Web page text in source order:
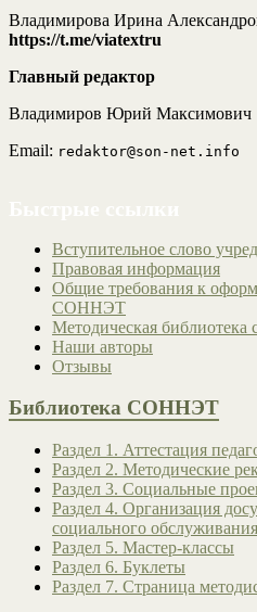
Владимирова Ирина
https://t.me/viatextru
Главный редактор
Владимиров Юрий Максимович
Email: redaktor@son-net.info
Вступительное слово
Правовая информация
Общие требования к
СОННЭТ
Методическая библиотека
Наши авторы
Отзывы
Библиотека СОННЭТ
Раздел 1. Аттестация
Раздел 2. Методические
Раздел 3. Социальные
Раздел 4. Организация
социального обслуживания
Раздел 5. Мастер-классы
Раздел 6. Буклеты
Раздел 7. Страница